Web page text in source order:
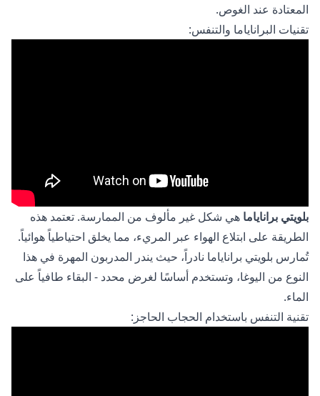
المعتادة عند الغوص.
تقنيات البراناياما والتنفس:
بلويتي براناياما هي شكل غير مألوف من الممارسة. تعتمد هذه
الطريقة على ابتلاع الهواء عبر المريء، مما يخلق احتياطياً هوائياً.
تُمارس بلويتي براناياما نادراً، حيث يندر المدربون المهرة في هذا
النوع من اليوغا، وتستخدم أساسًا لغرض محدد - البقاء طافياً على
الماء.
تقنية التنفس باستخدام الحجاب الحاجز: